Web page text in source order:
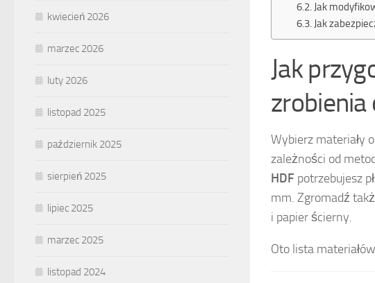
Jak
Jak
Jak
zrobienia
Wybierz materiały
zależności od
HDF potrzebujesz
mm. Zgromadź
i papier ścierny.
Oto lista
kwiecień 2026
marzec 2026
luty 2026
listopad 2025
październik 2025
sierpień 2025
lipiec 2025
marzec 2025
listopad 2024